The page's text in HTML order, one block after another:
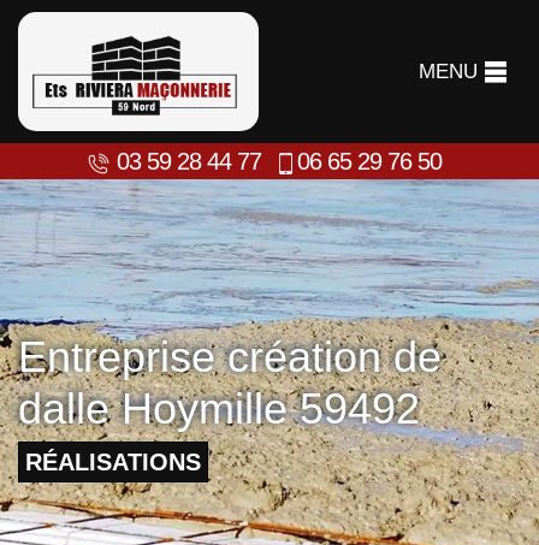
MENU
03 59 28 44 77 06 65 29 76 50
Entreprise création de
dalle Hoymille 59492
RÉALISATIONS